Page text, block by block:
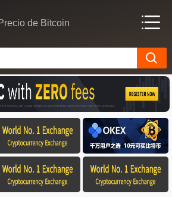
de Bitcoin